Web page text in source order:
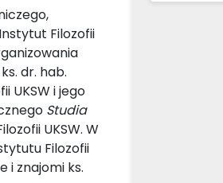
Filozofii
dr. hab.
UKSW i jego
Studia
UKSW. W
Filozofii
i znajomi ks.